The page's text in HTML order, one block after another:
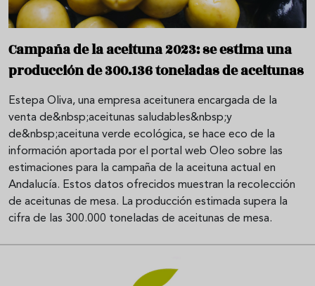
Campaña de la aceituna 2023: se estima una
producción de 300.136 toneladas de aceitunas
Estepa Oliva, una empresa aceitunera encargada de la
venta de&nbsp;aceitunas saludables&nbsp;y
de&nbsp;aceituna verde ecológica, se hace eco de la
información aportada por el portal web Oleo sobre las
estimaciones para la campaña de la aceituna actual en
Andalucía. Estos datos ofrecidos muestran la recolección
de aceitunas de mesa. La producción estimada supera la
cifra de las 300.000 toneladas de aceitunas de mesa.